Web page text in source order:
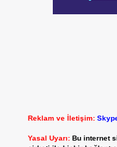
Reklam ve İletişim:
Yasal Uyarı: Bu internet